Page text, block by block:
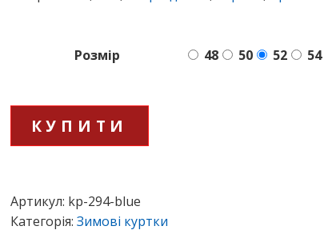
Розмір 48 50 52 54
Пуфер
294
КУПИТИ
Артикул: kp-294-blue
Категорія: Зимові куртки